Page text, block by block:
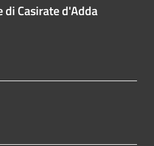
di Casirate d'Adda